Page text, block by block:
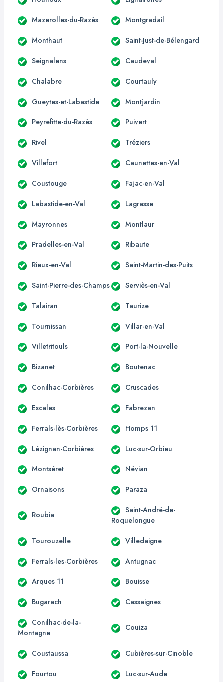
Mazerolles-du-Razès Montgradail
Monthaut Saint-Just-de-Bélengard
Seignalens Caudeval
Chalabre Courtauly
Gueytes-et-Labastide Montjardin
Peyrefitte-du-Razès Puivert
Rivel Tréziers
Villefort Caunettes-en-Val
Coustouge Fajac-en-Val
Labastide-en-Val Lagrasse
Mayronnes Montlaur
Pradelles-en-Val Ribaute
Rieux-en-Val Saint-Martin-des-Puits
Saint-Pierre-des-Champs Serviès-en-Val
Talairan Taurize
Tournissan Villar-en-Val
Villetritouls Port-la-Nouvelle
Bizanet Boutenac
Conilhac-Corbières Cruscades
Escales Fabrezan
Ferrals-lès-Corbières Homps 11
Lézignan-Corbières Luc-sur-Orbieu
Montséret Névian
Ornaisons Paraza
Roubia
Saint-André-de-
Roquelongue
Tourouzelle Villedaigne
Ferrals-les-Corbières Antugnac
Arques 11 Bouisse
Bugarach Cassaignes
Conilhac-de-la-
Montagne
Couiza
Coustaussa Cubières-sur-Cinoble
Fourtou Luc-sur-Aude